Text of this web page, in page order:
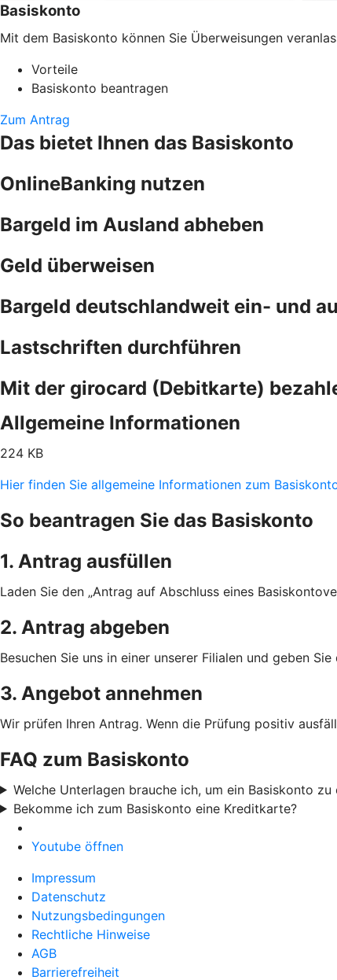
Basiskonto
Mit dem Basiskonto können Sie Überweisungen
Vorteile
Basiskonto beantragen
Zum Antrag
Das bietet Ihnen das Basiskonto
OnlineBanking nutzen
Bargeld im Ausland abheben
Geld überweisen
Bargeld deutschlandweit ein- und
Lastschriften durchführen
Mit der girocard (Debitkarte)
Allgemeine Informationen
224 KB
Hier finden Sie allgemeine Informationen zum
So beantragen Sie das Basiskonto
1. Antrag ausfüllen
Laden Sie den „Antrag auf Abschluss eines
2. Antrag abgeben
Besuchen Sie uns in einer unserer Filialen und geben
3. Angebot annehmen
Wir prüfen Ihren Antrag. Wenn die Prüfung positiv
FAQ zum Basiskonto
Welche Unterlagen brauche ich, um ein Basiskonto zu
Bekomme ich zum Basiskonto eine Kreditkarte?
Youtube öffnen
Impressum
Datenschutz
Nutzungsbedingungen
Rechtliche Hinweise
AGB
Barrierefreiheit